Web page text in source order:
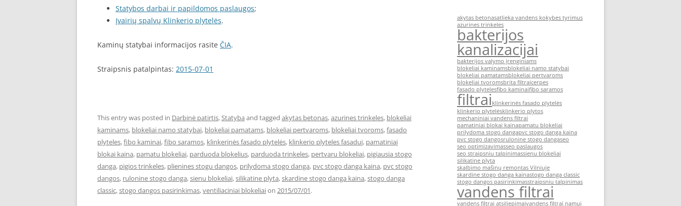
Statybos darbai ir papildomos paslaugos;
Įvairių spalvų Klinkerio plytelės.
Kaminų statybai informacijos rasite ČIA.
Straipsnis patalpintas: 2015-07-01
This entry was posted in Darbinė patirtis,Statyba and tagged akytas betonas,azurines trinkeles, blokeliai
kaminams, blokeliai namo statybai, blokeliai pamatams, blokeliai pertvaroms, blokeliai tvoroms,fasado
plyteles,fibo kaminai,fibo saramos, klinkerinės fasado plytelės, klinkerio plyteles fasadui, pamatiniai
blokai kaina, pamatu blokeliai, parduoda blokelius, parduoda trinkeles, pertvaru blokeliai, pigiausia stogo
danga, pigios trinkeles, plienines stogu dangos, prilydoma stogo danga, pvc stogo danga kaina, pvc stogo
dangos, rulonine stogo danga,sienu blokeliai,silikatine plyta,skardine stogo danga kaina,stogo danga
classic,stogo dangos pasirinkimas,ventiliaciniai blokeliaion 2015/07/01.
akytas betonasatlieka vandens kokybes tyrimus
azurines trinkeles
bakterijos
kanalizacijai
bakterijos valymo įrenginiams
blokeliai kaminamsblokeliai namo statybai
blokeliai pamatamsblokeliai pertvaroms
blokeliai tvoromsbrita filtraicerpes
fasado plytelesfibo kaminaifibo saramos
filtrai klinkerinės fasado plytelės
klinkerio plytelėsklinkerio plytos
mechaniniai vandens filtrai
pamatiniai blokai kainapamatu blokeliai
prilydoma stogo dangapvc stogo danga kaina
pvc stogo dangosrulonine stogo dangaseo
seo optimizavimasseo paslaugos
seo straipsniu talpinimassienu blokeliai
silikatine plyta
skalbimo mašinų remontas Vilniuje
skardine stogo danga kainastogo danga classic
stogo dangos pasirinkimasstraipsniu talpinimas
vandens filtrai
vandens filtrai atsiliepimaivandens filtrai namui